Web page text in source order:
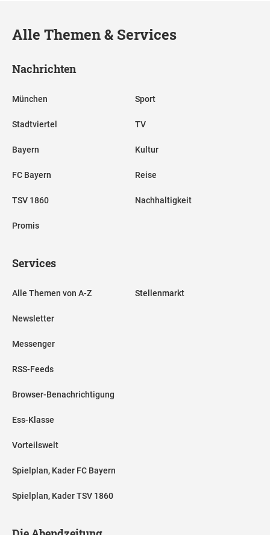
Alle Themen & Services
Nachrichten
München
Stadtviertel
Bayern
FC Bayern
TSV 1860
Promis
Sport
TV
Kultur
Reise
Nachhaltigkeit
Services
Alle Themen von A-Z
Newsletter
Messenger
RSS-Feeds
Browser-Benachrichtigung
Ess-Klasse
Vorteilswelt
Spielplan, Kader FC Bayern
Spielplan, Kader TSV 1860
Stellenmarkt